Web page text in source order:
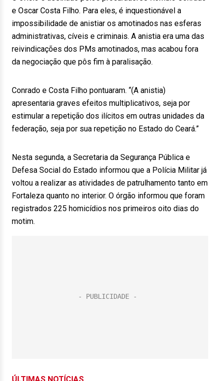
e Oscar Costa Filho. Para eles, é inquestionável a
impossibilidade de anistiar os amotinados nas esferas
administrativas, cíveis e criminais. A anistia era uma das
reivindicações dos PMs amotinados, mas acabou fora
da negociação que pôs fim à paralisação.
Conrado e Costa Filho pontuaram. “(A anistia)
apresentaria graves efeitos multiplicativos, seja por
estimular a repetição dos ilícitos em outras unidades da
federação, seja por sua repetição no Estado do Ceará.”
Nesta segunda, a Secretaria da Segurança Pública e
Defesa Social do Estado informou que a Polícia Militar já
voltou a realizar as atividades de patrulhamento tanto em
Fortaleza quanto no interior. O órgão informou que foram
registrados 225 homicídios nos primeiros oito dias do
motim.